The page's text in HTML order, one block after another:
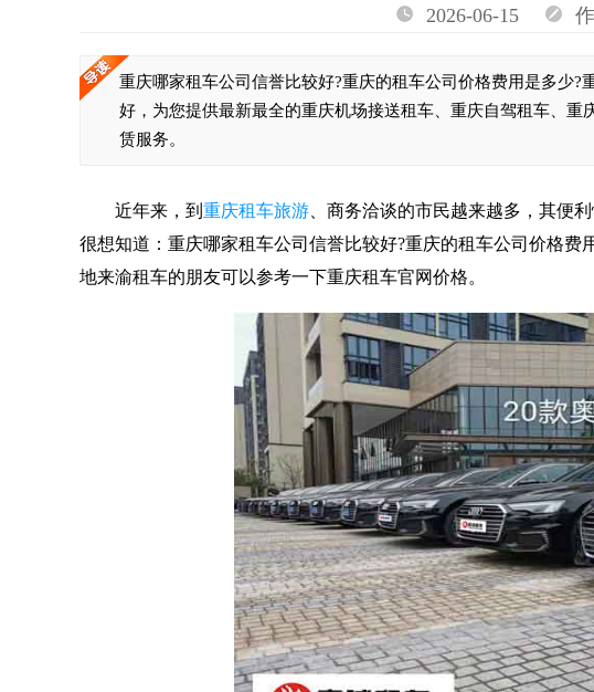
2026-06-15
重庆哪家租车公司信誉比较好?重庆的租车公司价格费用是多少
好，为您提供最新最全的重庆机场接送租车、重庆自驾租车、
赁服务。
近年来，到 重庆租车旅游 、商务洽谈的市民越来越多，其便
很想知道：重庆哪家租车公司信誉比较好?重庆的租车公司价格费
地来渝租车的朋友可以参考一下重庆租车官网价格。